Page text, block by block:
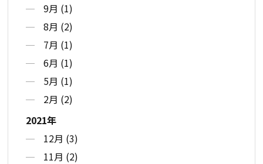
9月 (1)
8月 (2)
7月 (1)
6月 (1)
5月 (1)
2月 (2)
2021年
12月 (3)
11月 (2)